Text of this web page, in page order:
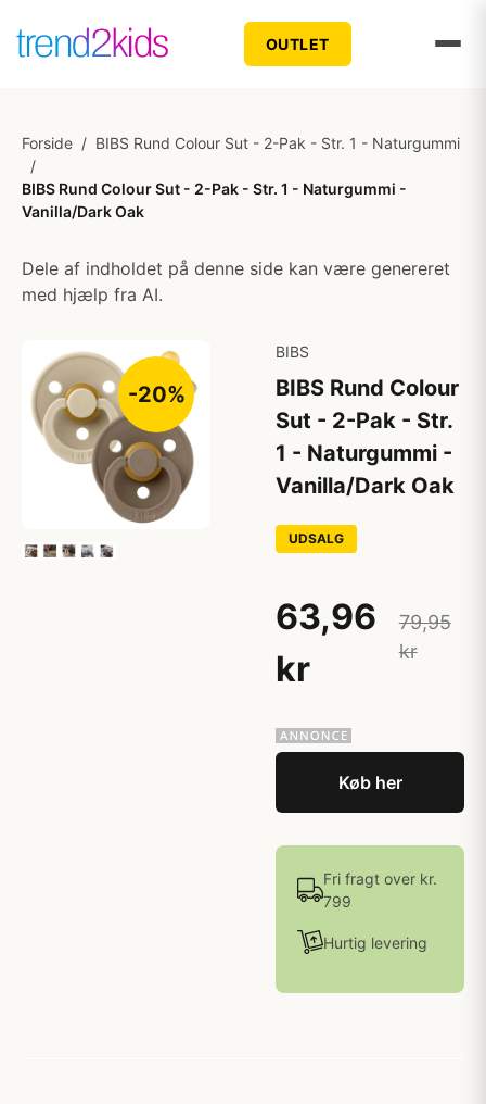
OUTLET
Forside / BIBS Rund Colour Sut - 2-Pak - Str. 1 - Naturgummi
/
BIBS Rund Colour Sut - 2-Pak - Str. 1 - Naturgummi -
Vanilla/Dark Oak
Dele af indholdet på denne side kan være genereret
med hjælp fra AI.
-20%
BIBS
BIBS Rund Colour
Sut - 2-Pak - Str.
1 - Naturgummi -
Vanilla/Dark Oak
UDSALG
63,96
kr
79,95
kr
Køb her
Fri fragt over kr.
799
Hurtig levering